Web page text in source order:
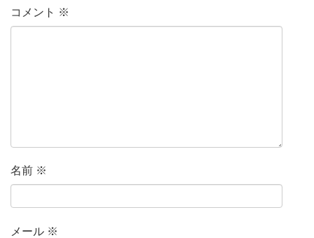
コメント ※
名前 ※
メール ※